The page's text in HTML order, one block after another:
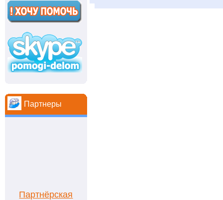
Партнеры
Партнёрская